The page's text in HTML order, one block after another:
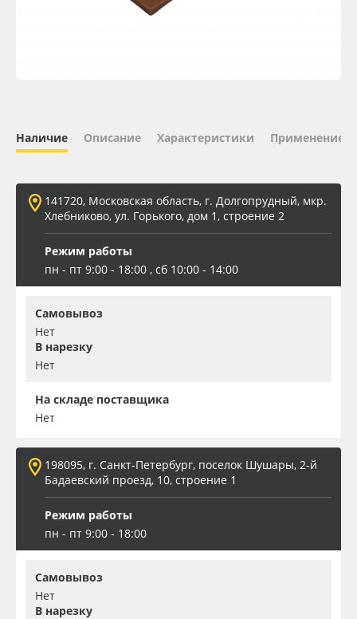
ПЭТ листовой
ПЭТ бэклит
Вспененный ПВХ
Баннер
Заготовки для сувениров
Наличие Описание Характеристики Применение
141720, Московская область, г. Долгопрудный, мкр.
Хлебниково, ул. Горького, дом 1, строение 2
Режим работы
пн - пт 9:00 - 18:00 , сб 10:00 - 14:00
Самовывоз
Нет
В нарезку
Нет
На складе поставщика
Нет
198095, г. Санкт-Петербург, поселок Шушары, 2-й
Бадаевский проезд, 10, строение 1
Режим работы
пн - пт 9:00 - 18:00
Самовывоз
Нет
В нарезку